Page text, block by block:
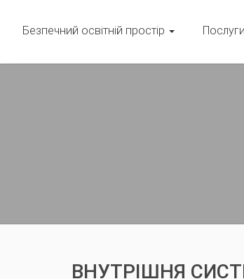
Безпечний освітній простір
ВНУТРІШНЯ